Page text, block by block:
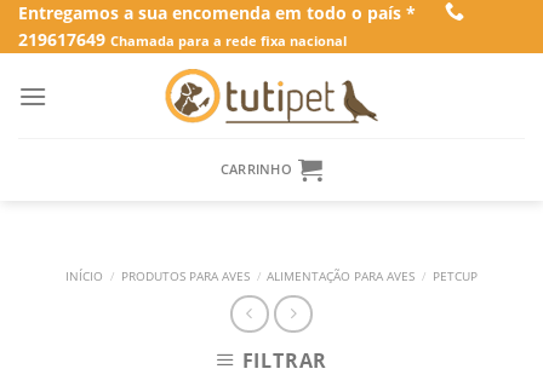
SkipEntregamos a sua encomenda em todo o país *
219617649 Chamada para a rede fixa nacional
CARRINHO
INÍCIO / PRODUTOS PARA AVES / ALIMENTAÇÃO PARA AVES / PETCUP
FILTRAR